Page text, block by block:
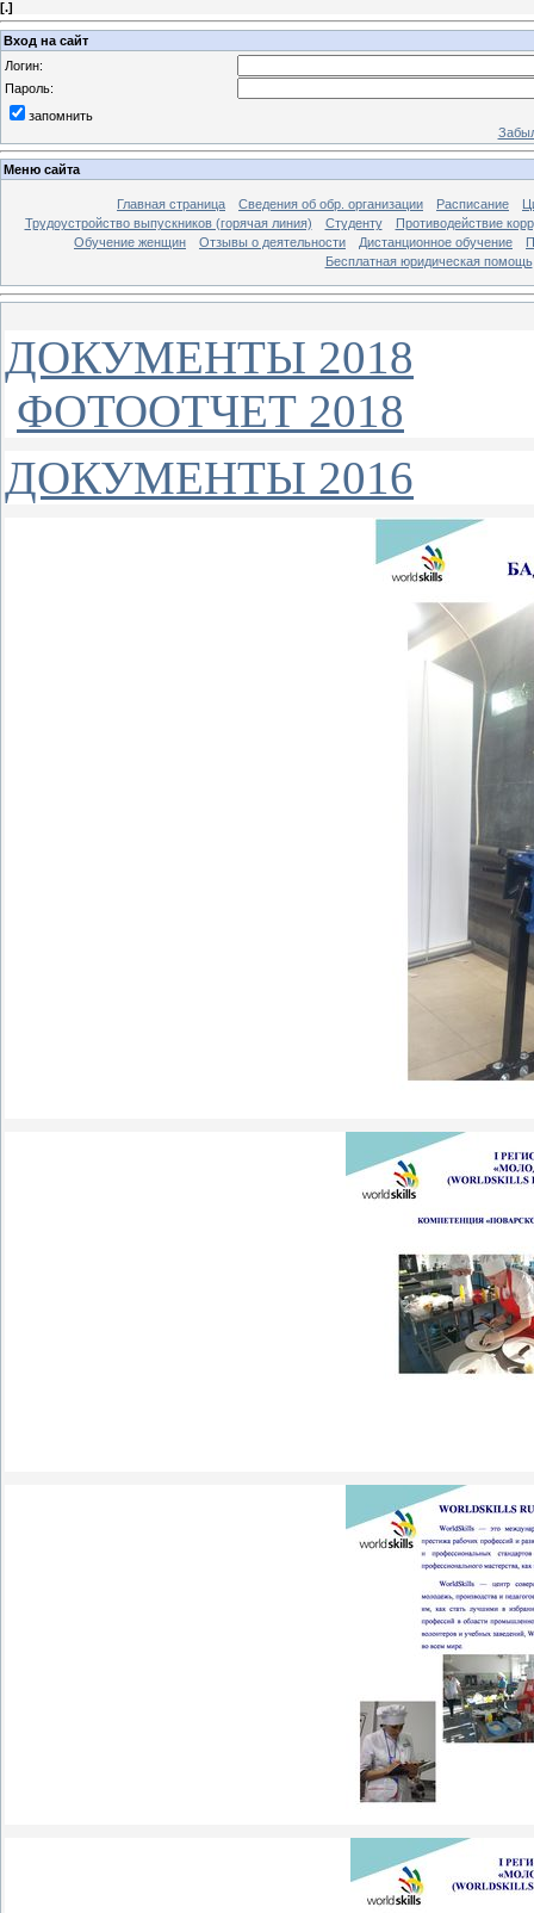
[.]
Вход на сайт
Логин:
Пароль:
запомнить
Меню сайта
Главная страница Сведения об обр. организации Расписание
Трудоустройство выпускников (горячая линия)
Студенту
Противодействие
Обучение женщин
Отзывы о деятельности Дистанционное обучение
Бесплатная юридическая помощь
ДОКУМЕНТЫ 2018
ФОТООТЧЕТ 2018
ДОКУМЕНТЫ 2016